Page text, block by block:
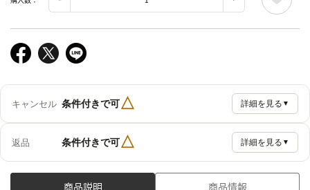
キャンセル 条件付きで可△ 詳細を見る ▼
返品 条件付きで可△ 詳細を見る ▼
商品説明 商品情報